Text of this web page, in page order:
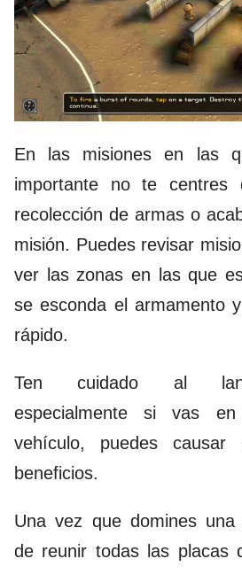
En las misiones en las
importante no te centres
recolección de armas o
misión. Puedes revisar
ver las zonas en las que
se esconda el armamento
rápido.
Ten cuidado al
especialmente si vas
vehículo, puedes
beneficios.
Una vez que domines una
de reunir todas las placas